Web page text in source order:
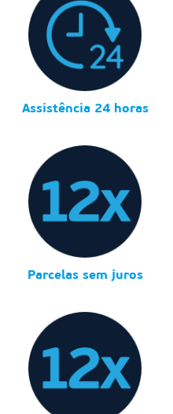
Assistência 24 horas
Parcelas sem juros